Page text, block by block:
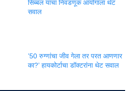
सिब्बल यांचा निवडणूक आयोगाला थेट
सवाल
’50 रुग्णांचा जीव गेला तर परत आणणार
का?’ हायकोर्टाचा डॉक्टरांना थेट सवाल